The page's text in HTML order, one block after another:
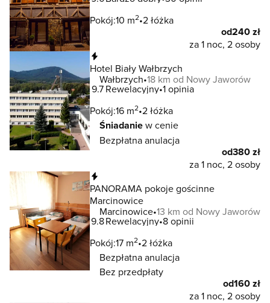
Pokój:10 m2 2 łóżka
od240 zł
za 1 noc, 2 osoby
Hotel Biały Wałbrzych
Wałbrzych 18 km od Nowy Jaworów
9.7Rewelacyjny 1 opinia
Pokój:16 m2 2 łóżka
Śniadaniew cenie
Bezpłatna anulacja
od380 zł
za 1 noc, 2 osoby
PANORAMA pokoje gościnne
Marcinowice
Marcinowice 13 km od Nowy Jaworów
9.8Rewelacyjny 8 opinii
Pokój:17 m2 2 łóżka
Bezpłatna anulacja
Bez przedpłaty
od160 zł
za 1 noc, 2 osoby